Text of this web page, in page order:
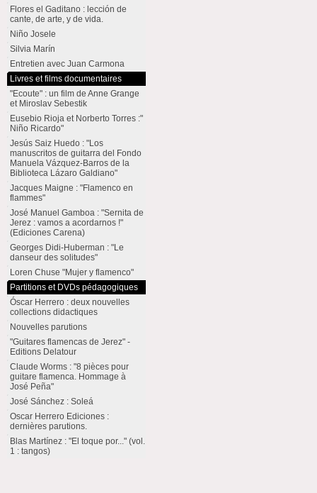
Flores el Gaditano : lección de
cante, de arte, y de vida.
Niño Josele
Silvia Marín
Entretien avec Juan Carmona
Livres et films documentaires
"Ecoute" : un film de Anne Grange
et Miroslav Sebestik
Eusebio Rioja et Norberto Torres :"
Niño Ricardo"
Jesús Saiz Huedo : "Los
manuscritos de guitarra del Fondo
Manuela Vázquez-Barros de la
Biblioteca Lázaro Galdiano"
Jacques Maigne : "Flamenco en
flammes"
José Manuel Gamboa : "Sernita de
Jerez : vamos a acordarnos !"
(Ediciones Carena)
Georges Didi-Huberman : "Le
danseur des solitudes"
Loren Chuse "Mujer y flamenco"
Partitions et DVDs pédagogiques
Óscar Herrero : deux nouvelles
collections didactiques
Nouvelles parutions
"Guitares flamencas de Jerez" -
Editions Delatour
Claude Worms : "8 pièces pour
guitare flamenca. Hommage à
José Peña"
José Sánchez : Soleá
Oscar Herrero Ediciones :
dernières parutions.
Blas Martínez : "El toque por..." (vol.
1 : tangos)